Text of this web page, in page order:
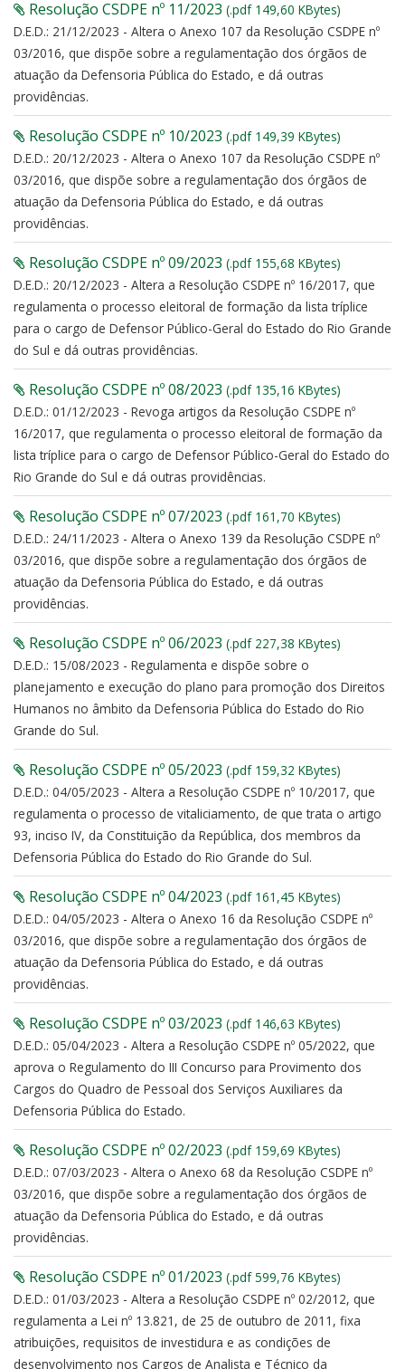
Resolução CSDPE nº 11/2023 (.pdf 149,60 KBytes)
D.E.D.: 21/12/2023 - Altera o Anexo 107 da Resolução CSDPE nº
03/2016, que dispõe sobre a regulamentação dos órgãos de
atuação da Defensoria Pública do Estado, e dá outras
providências.
Resolução CSDPE nº 10/2023 (.pdf 149,39 KBytes)
D.E.D.: 20/12/2023 - Altera o Anexo 107 da Resolução CSDPE nº
03/2016, que dispõe sobre a regulamentação dos órgãos de
atuação da Defensoria Pública do Estado, e dá outras
providências.
Resolução CSDPE nº 09/2023 (.pdf 155,68 KBytes)
D.E.D.: 20/12/2023 - Altera a Resolução CSDPE nº 16/2017, que
regulamenta o processo eleitoral de formação da lista tríplice
para o cargo de Defensor Público-Geral do Estado do Rio Grande
do Sul e dá outras providências.
Resolução CSDPE nº 08/2023 (.pdf 135,16 KBytes)
D.E.D.: 01/12/2023 - Revoga artigos da Resolução CSDPE nº
16/2017, que regulamenta o processo eleitoral de formação da
lista tríplice para o cargo de Defensor Público-Geral do Estado do
Rio Grande do Sul e dá outras providências.
Resolução CSDPE nº 07/2023 (.pdf 161,70 KBytes)
D.E.D.: 24/11/2023 - Altera o Anexo 139 da Resolução CSDPE nº
03/2016, que dispõe sobre a regulamentação dos órgãos de
atuação da Defensoria Pública do Estado, e dá outras
providências.
Resolução CSDPE nº 06/2023 (.pdf 227,38 KBytes)
D.E.D.: 15/08/2023 - Regulamenta e dispõe sobre o
planejamento e execução do plano para promoção dos Direitos
Humanos no âmbito da Defensoria Pública do Estado do Rio
Grande do Sul.
Resolução CSDPE nº 05/2023 (.pdf 159,32 KBytes)
D.E.D.: 04/05/2023 - Altera a Resolução CSDPE nº 10/2017, que
regulamenta o processo de vitaliciamento, de que trata o artigo
93, inciso IV, da Constituição da República, dos membros da
Defensoria Pública do Estado do Rio Grande do Sul.
Resolução CSDPE nº 04/2023 (.pdf 161,45 KBytes)
D.E.D.: 04/05/2023 - Altera o Anexo 16 da Resolução CSDPE nº
03/2016, que dispõe sobre a regulamentação dos órgãos de
atuação da Defensoria Pública do Estado, e dá outras
providências.
Resolução CSDPE nº 03/2023 (.pdf 146,63 KBytes)
D.E.D.: 05/04/2023 - Altera a Resolução CSDPE nº 05/2022, que
aprova o Regulamento do III Concurso para Provimento dos
Cargos do Quadro de Pessoal dos Serviços Auxiliares da
Defensoria Pública do Estado.
Resolução CSDPE nº 02/2023 (.pdf 159,69 KBytes)
D.E.D.: 07/03/2023 - Altera o Anexo 68 da Resolução CSDPE nº
03/2016, que dispõe sobre a regulamentação dos órgãos de
atuação da Defensoria Pública do Estado, e dá outras
providências.
Resolução CSDPE nº 01/2023 (.pdf 599,76 KBytes)
D.E.D.: 01/03/2023 - Altera a Resolução CSDPE nº 02/2012, que
regulamenta a Lei nº 13.821, de 25 de outubro de 2011, fixa
atribuições, requisitos de investidura e as condições de
desenvolvimento nos Cargos de Analista e Técnico da